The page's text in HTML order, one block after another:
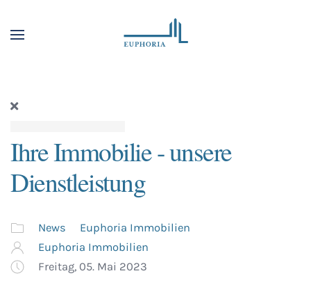
Ihre Immobilie - unsere
Dienstleistung
News
Euphoria Immobilien
Euphoria Immobilien
Freitag, 05. Mai 2023